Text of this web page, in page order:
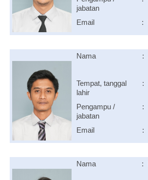
jabatan
Email :
Nama :
Tempat, tanggal
lahir
:
Pengampu /
jabatan
:
Email :
Nama :